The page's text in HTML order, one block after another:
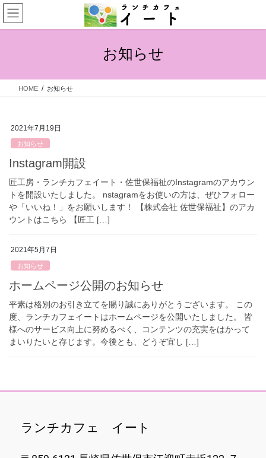
お知らせ
HOME お知らせ
2021年7月19日
お知らせ
Instagram開設
匠工房・ランチカフェイート・佐世保福祉のInstagramのアカウン
トを開設いたしました。 nstagramをお使いの方は、ぜひフォロー
や「いいね！」をお願いします！ 【株式会社 佐世保福祉】のアカ
ウントはこちら 【匠工 […]
2021年5月7日
お知らせ
ホームページ公開のお知らせ
平素は格別のお引き立てを賜り誠にありがとうございます。 この
度、ランチカフェイートはホームページを公開いたしました。 皆
様へのサービス向上に努めるべく、コンテンツの充実をはかって
まいりたいと存じます。今後とも、どうぞ宜し […]
ランチカフェ イート